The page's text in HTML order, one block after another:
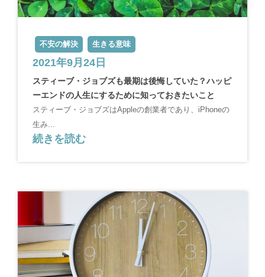
不安の解決 生きる意味
2021年9月24日
スティーブ・ジョブズも最期は後悔していた？ハッピ
ーエンドの人生にするために知っておきたいこと
スティーブ・ジョブズはAppleの創業者であり、iPhoneの
生み...
続きを読む